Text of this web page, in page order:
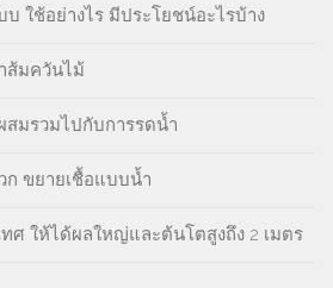
ใช้อย่างไร มีประโยชน์อะไรบ้าง
ส้มควันไม้
มรวมไปกับการรดน้ำ
ก ขยายเชื้อแบบน้ำ
ศ ให้ได้ผลใหญ่และต้นโตสูงถึง 2 เมตร